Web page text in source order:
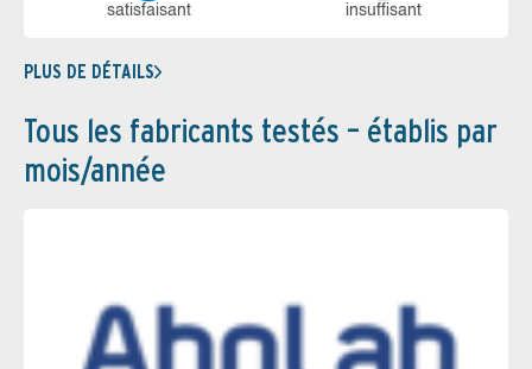
sa­tis­fai­sant in­suf­fi­sant
PLUS DE DÉTAILS
Tous les fabricants testés – établis par
mois/année